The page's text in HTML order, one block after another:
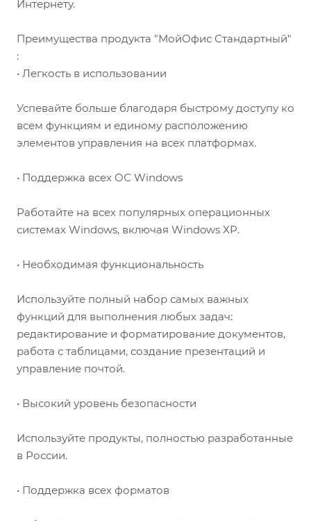
Интернету.
Преимущества продукта "МойОфис Стандартный"
:
• Легкость в использовании
Успевайте больше благодаря быстрому доступу ко
всем функциям и единому расположению
элементов управления на всех платформах.
• Поддержка всех ОС Windows
Работайте на всех популярных операционных
системах Windows, включая Windows XP.
• Необходимая функциональность
Используйте полный набор самых важных
функций для выполнения любых задач:
редактирование и форматирование документов,
работа с таблицами, создание презентаций и
управление почтой.
• Высокий уровень безопасности
Используйте продукты, полностью разработанные
в России.
• Поддержка всех форматов